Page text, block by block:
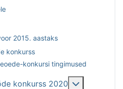
2015. aastaks
konkurss
konkursi tingimused
konkurss 2020